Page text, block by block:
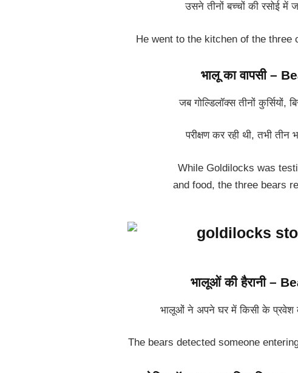
उसने तीनों बच्चों की रसोई में
He went to the kitchen of the three
भालू का वापसी –
जब गोल्डिलॉक्स तीनों कुर्सियों,
परीक्षण कर रही थी, तभी
While Goldilocks was
and food, the three bears
भालूओं की हैरानी –
भालूओं ने अपने घर में किसी के प्रवेश
The bears detected someone